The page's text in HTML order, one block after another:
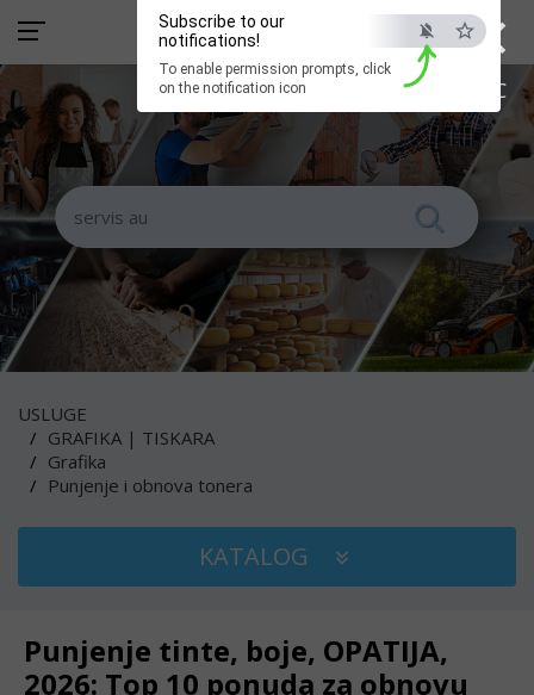
×
ESC
Subscribe to our
notifications!
To enable permission prompts, click
on the notification icon
USLUGE
GRAFIKA | TISKARA
Grafika
Punjenje i obnova tonera
KATALOG
Punjenje tinte, boje, OPATIJA,
2026: Top 10 ponuda za obnovu